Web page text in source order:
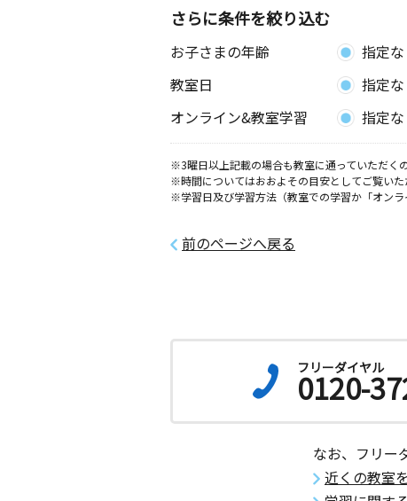
さらに条件を絞り込む
お子さまの年齢 指定な
教室日
指定な
オンライン&教室学習
指定な
※3曜日以上記載の場合も教室に通っていただく
※時間についてはおおよその目安としてご覧いた
※学習日及び学習方法（教室での学習か「オンラ
前のページへ戻る
フリーダイヤル
0120-
なお、フリー
近くの教室